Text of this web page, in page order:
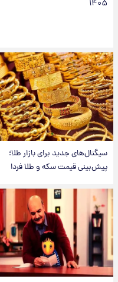
۱۴۰۵
سیگنال‌های جدید برای بازار طلا؛
پیش‌بینی قیمت سکه و طلا فردا